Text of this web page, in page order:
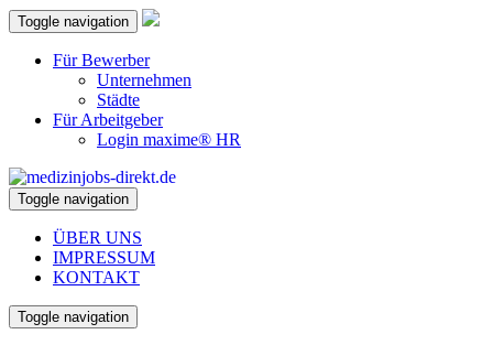
Toggle navigation
Für Bewerber
Unternehmen
Städte
Für Arbeitgeber
Login maxime® HR
Toggle navigation
ÜBER UNS
IMPRESSUM
KONTAKT
Toggle navigation